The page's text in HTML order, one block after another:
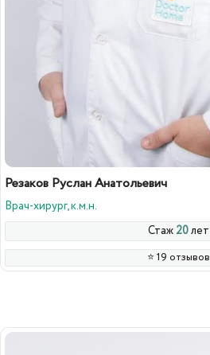
Резаков Руслан Анатольевич
Врач-хирург, к.м.н.
Стаж 20лет
⭐️ 19 отзывов